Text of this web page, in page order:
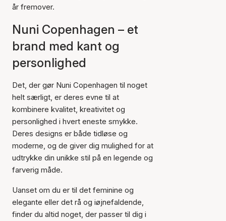
år fremover.
Nuni Copenhagen – et
brand med kant og
personlighed
Det, der gør Nuni Copenhagen til noget
helt særligt, er deres evne til at
kombinere kvalitet, kreativitet og
personlighed i hvert eneste smykke.
Deres designs er både tidløse og
moderne, og de giver dig mulighed for at
udtrykke din unikke stil på en legende og
farverig måde.
Uanset om du er til det feminine og
elegante eller det rå og iøjnefaldende,
finder du altid noget, der passer til dig i